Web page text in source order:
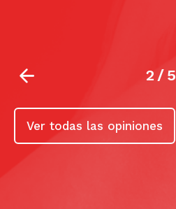
2/5
Ver todas las opiniones